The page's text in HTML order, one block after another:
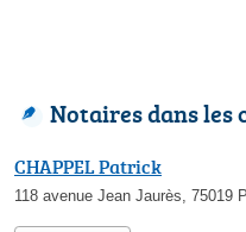
Notaires dans les
CHAPPEL Patrick
118 avenue Jean Jaurès, 75019